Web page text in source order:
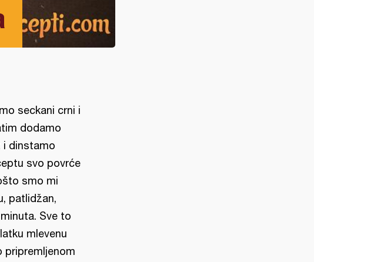
seckani crni i
dodamo
i dinstamo
svo povrće
smo mi
patlidžan,
Sve to
mlevenu
pripremljenom